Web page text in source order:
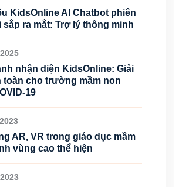
KidsOnline AI Chatbot phiên
sắp ra mắt: Trợ lý thông minh
nhận diện KidsOnline: Giải
toàn cho trường mầm non
19
AR, VR trong giáo dục mầm
vùng cao thể hiện